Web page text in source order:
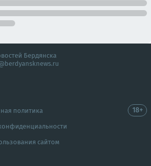
Бердянска
политика
сайтом
18+